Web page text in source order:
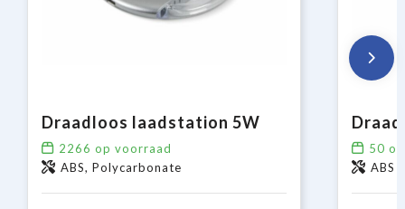
Draadloos laadstation 5W
2266 op voorraad
ABS, Polycarbonate
50
ABS